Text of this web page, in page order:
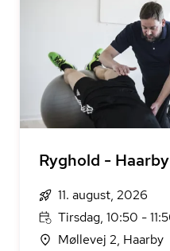
Ryghold - Haarby
11. august, 2026
Tirsdag, 10:50 -
Møllevej 2, Haarby